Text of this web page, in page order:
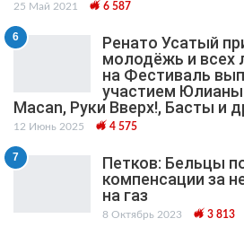
25 Май 2021 6 587
6
Ренато Усатый
молодёжь и всех
на Фестиваль
участием Юлианы
Macan, Руки Вверх!, Басты и
12 Июнь 2025 4 575
7
Петков: Бельцы
компенсации за
на газ
8 Октябрь 2023 3 813